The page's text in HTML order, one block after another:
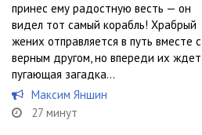
принес ему радостную весть — он
видел тот самый корабль! Храбрый
жених отправляется в путь вместе с
верным другом, но впереди их ждет
пугающая загадка…
Максим Яншин
27 минут